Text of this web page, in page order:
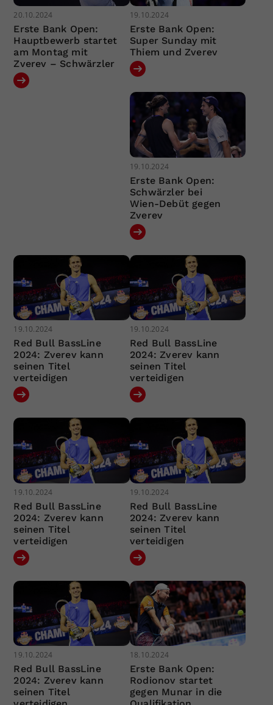
20.10.2024
Erste Bank Open:
Hauptbewerb startet
am Montag mit
Zverev – Schwärzler
19.10.2024
Erste Bank Open:
Super Sunday mit
Thiem und Zverev
19.10.2024
Erste Bank Open:
Schwärzler bei
Wien-Debüt gegen
Zverev
19.10.2024
Red Bull BassLine
2024: Zverev kann
seinen Titel
verteidigen
19.10.2024
Red Bull BassLine
2024: Zverev kann
seinen Titel
verteidigen
19.10.2024
Red Bull BassLine
2024: Zverev kann
seinen Titel
verteidigen
19.10.2024
Red Bull BassLine
2024: Zverev kann
seinen Titel
verteidigen
19.10.2024
Red Bull BassLine
2024: Zverev kann
seinen Titel
18.10.2024
Erste Bank Open:
Rodionov startet
gegen Munar in die